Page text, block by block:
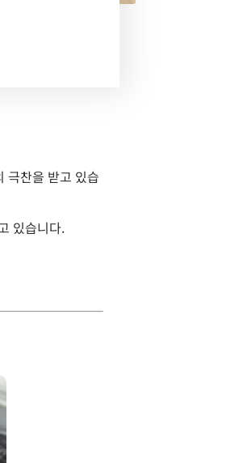
극찬을 받고 있습
있습니다.